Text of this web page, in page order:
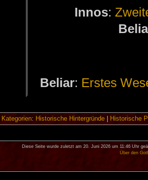
In­nos:
Be­li­ar: Ers­tes
Kategorien: Historische Hintergründe| Historische
Diese Seite wurde zuletzt am 20. Juni 2026 um 11:46 Uhr
Über den